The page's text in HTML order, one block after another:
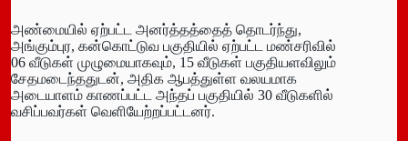
அண்மையில் ஏற்பட்ட அனர்த்தத்தைத் தொடர்ந்து,
அங்கும்புர, கன்கொட்டுவ பகுதியில் ஏற்பட்ட மண்சரிவில்
06 வீடுகள் முழுமையாகவும், 15 வீடுகள் பகுதியளவிலும்
சேதமடைந்ததுடன், அதிக ஆபத்துள்ள வலயமாக
அடையாளம் காணப்பட்ட அந்தப் பகுதியில் 30 வீடுகளில்
வசிப்பவர்கள் வெளியேற்றப்பட்டனர்.